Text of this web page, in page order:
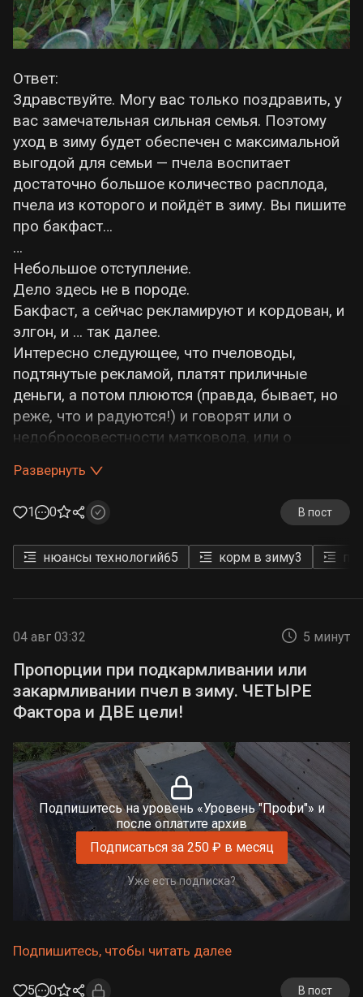
Ответ:
Здравствуйте. Могу вас только поздравить, у
вас замечательная сильная семья. Поэтому
уход в зиму будет обеспечен с максимальной
выгодой для семьи — пчела воспитает
достаточно большое количество расплода,
пчела из которого и пойдёт в зиму. Вы пишите
про бакфаст…
…
Небольшое отступление.
Дело здесь не в породе.
Бакфаст, а сейчас рекламируют и кордован, и
элгон, и … так далее.
Интересно следующее, что пчеловоды,
подтянутые рекламой, платят приличные
деньги, а потом плюются (правда, бывает, но
реже, что и радуются!) и говорят или о
недобросовестности матковода, или о
винят всех, кроме себя… не упоминают о
своей необразованности и глупости. УЖ
ИЗВИНИТЕ!
ПРОСТО ЗАДАЙТЕ СЕБЕ ВОПРОС — «МОЖНО
ЛИ ВЫВЕСТИ НОВУЮ ПОРОДУ ПЧЕЛ ЗА 10-
Сколько живут пчелы на Земле?
Наконец, что говорят или пишут ученые,
которым по определению надо верить?
Развернуть
1 0 В пост
нюансы технологий65 корм в зиму3
04 авг 03:32 5 минут
Пропорции при подкармливании или
закармливании пчел в зиму. ЧЕТЫРЕ
Фактора и ДВЕ цели!
Подпишитесь на уровень «Уровень "Профи"» и
после оплатите архив
Подписаться за 250 ₽ в месяц
Уже есть подписка?
Подпишитесь, чтобы читать далее
5 0 В пост